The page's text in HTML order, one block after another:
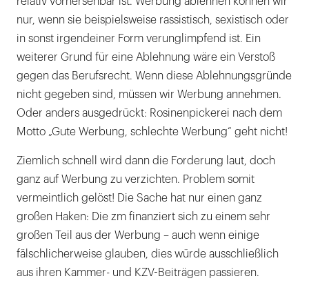
nur, wenn sie beispielsweise rassistisch, sexistisch oder
in sonst irgendeiner Form verunglimpfend ist. Ein
weiterer Grund für eine Ablehnung wäre ein Verstoß
gegen das Berufsrecht. Wenn diese Ablehnungsgründe
nicht gegeben sind, müssen wir Werbung annehmen.
Oder anders ausgedrückt: Rosinenpickerei nach dem
Motto „Gute Werbung, schlechte Werbung“ geht nicht!
Ziemlich schnell wird dann die Forderung laut, doch
ganz auf Werbung zu verzichten. Problem somit
vermeintlich gelöst! Die Sache hat nur einen ganz
großen Haken: Die zm finanziert sich zu einem sehr
großen Teil aus der Werbung – auch wenn einige
fälschlicherweise glauben, dies würde ausschließlich
aus ihren Kammer- und KZV-Beiträgen passieren.